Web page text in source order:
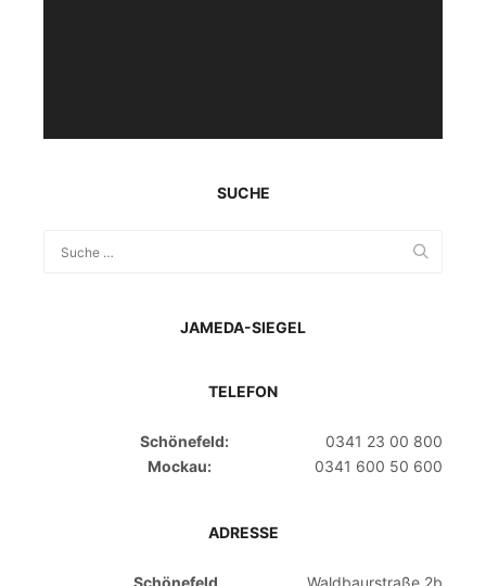
SUCHE
JAMEDA-SIEGEL
TELEFON
Schönefeld:
0341 23 00 800
Mockau:
0341 600 50 600
ADRESSE
Schönefeld
Waldbaurstraße 2b